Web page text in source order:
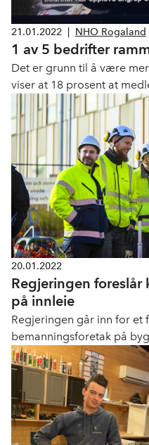
21.01.2022 NHO Rogaland
1 av 5 bedrifter
Det er grunn til å være
viser at 18 prosent at
dataangrep eller andre
de siste 12 månedene.
20.01.2022
Regjeringen
på innleie
Regjeringen går inn for et
bemanningsforetak på
tidligere Vestfold. I tillegg
innleiereglene som vil
Konsekvensen er at det
folk under
bedrift kan ikke ha en
sier direktør for arbeidsliv